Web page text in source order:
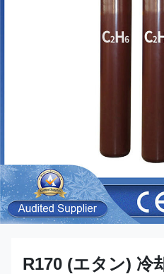
R170 (エタン) 冷